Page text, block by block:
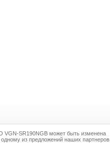
VGN-SR190NGB может быть изменена
из предложений наших партнеров.